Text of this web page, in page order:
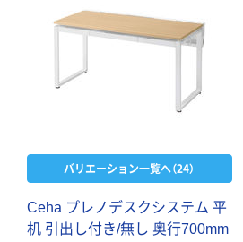
バリエーション一覧へ（24）
Ceha プレノデスクシステム 平
机 引出し付き/無し 奥行700mm